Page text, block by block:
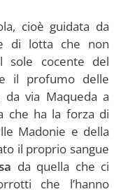
cioè guidata da
di lotta che non
sole cocente del
il profumo delle
da via Maqueda a
che ha la forza di
Madonie e della
il proprio sangue
da quella che ci
che l’hanno